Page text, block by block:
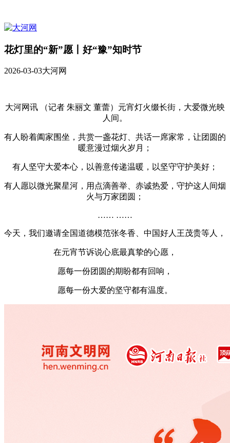
花灯里的“新”愿丨好“豫”知时节
2026-03-03大河网
大河网讯 （记者 朱丽文 董蕾）元宵灯火缀长街，大爱微光映
人间。
有人盼着阖家围坐，共赏一盏花灯、共话一席家常，让团圆的
暖意漫过烟火岁月；
有人坚守大爱本心，以善意传递温暖，以坚守守护美好；
有人愿以微光聚星河，用点滴善举、赤诚热爱，守护这人间烟
火与万家团圆；
…… ……
今天，我们邀请全国道德模范张冬香、中国好人王茂贵等人，
在元宵节诉说心底最真挚的心愿，
愿每一份团圆的期盼都有回响，
愿每一份大爱的坚守都有温度。